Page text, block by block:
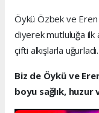
Öykü Özbek ve
diyerek mutluluğa ilk
çifti alkışlarla uğurladı.
Biz de Öykü ve
boyu sağlık,